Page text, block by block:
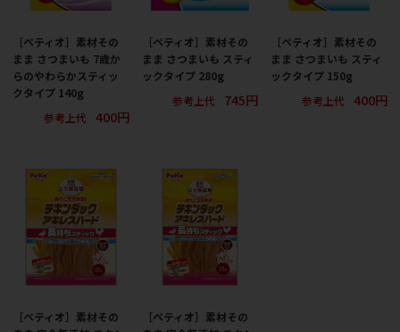
［ペティオ］素材その
まま さつまいも 7歳か
らのやわらかスティッ
クタイプ 140g
参考上代
400円
［ペティオ］素材その
まま さつまいも スティ
ックタイプ 280g
参考上代
745円
［ペティオ］素材その
まま さつまいも スティ
ックタイプ 150g
参考上代
400円
［ペティオ］素材その
［ペティオ］素材その